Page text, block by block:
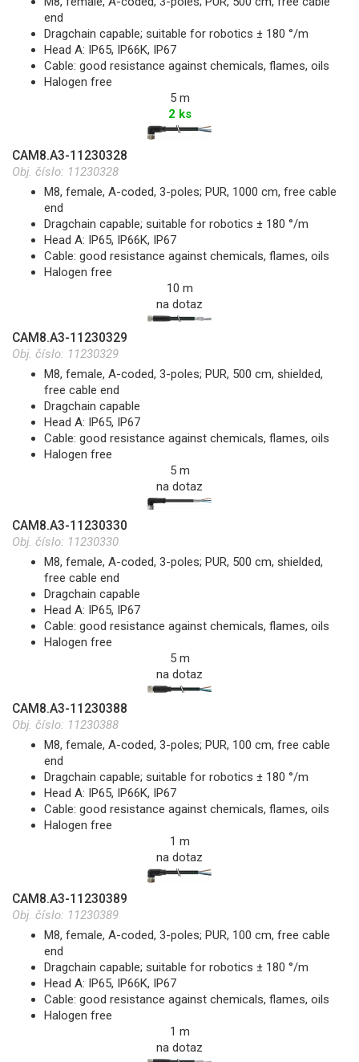
end
Dragchain capable; suitable for robotics ± 180 °/m
Head A: IP65, IP66K, IP67
Cable: good resistance against chemicals, flames, oils
Halogen free
5 m
2 ks
CAM8.A3-11230328
Obj. číslo: 11230328
M8, female, A-coded, 3-poles; PUR, 1000 cm, free cable
end
Dragchain capable; suitable for robotics ± 180 °/m
Head A: IP65, IP66K, IP67
Cable: good resistance against chemicals, flames, oils
Halogen free
10 m
na dotaz
CAM8.A3-11230329
Obj. číslo: 11230329
M8, female, A-coded, 3-poles; PUR, 500 cm, shielded,
free cable end
Dragchain capable
Head A: IP65, IP67
Cable: good resistance against chemicals, flames, oils
Halogen free
5 m
na dotaz
CAM8.A3-11230330
Obj. číslo: 11230330
M8, female, A-coded, 3-poles; PUR, 500 cm, shielded,
free cable end
Dragchain capable
Head A: IP65, IP67
Cable: good resistance against chemicals, flames, oils
Halogen free
5 m
na dotaz
CAM8.A3-11230388
Obj. číslo: 11230388
M8, female, A-coded, 3-poles; PUR, 100 cm, free cable
end
Dragchain capable; suitable for robotics ± 180 °/m
Head A: IP65, IP66K, IP67
Cable: good resistance against chemicals, flames, oils
Halogen free
1 m
na dotaz
CAM8.A3-11230389
Obj. číslo: 11230389
M8, female, A-coded, 3-poles; PUR, 100 cm, free cable
end
Dragchain capable; suitable for robotics ± 180 °/m
Head A: IP65, IP66K, IP67
Cable: good resistance against chemicals, flames, oils
Halogen free
1 m
na dotaz